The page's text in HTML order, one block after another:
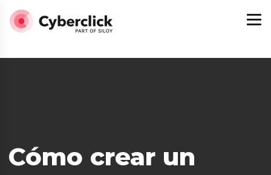
Cómo crear un